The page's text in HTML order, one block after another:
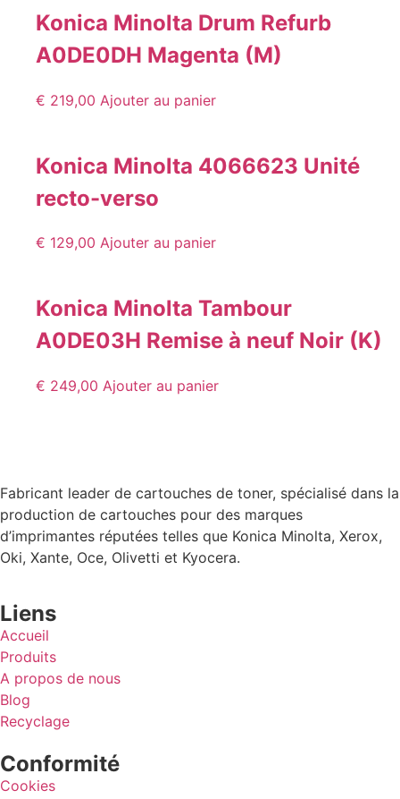
Konica Minolta Drum Refurb
A0DE0DH Magenta (M)
€ 219,00 Ajouter au panier
Konica Minolta 4066623 Unité
recto-verso
€ 129,00 Ajouter au panier
Konica Minolta Tambour
A0DE03H Remise à neuf Noir (K)
€ 249,00 Ajouter au panier
Fabricant leader de cartouches de toner, spécialisé dans la
production de cartouches pour des marques
d’imprimantes réputées telles que Konica Minolta, Xerox,
Oki, Xante, Oce, Olivetti et Kyocera.
Liens
Accueil
Produits
A propos de nous
Blog
Recyclage
Conformité
Cookies